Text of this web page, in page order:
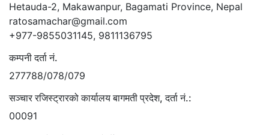
Hetauda-2, Makawanpur, Bagamati Province, Nepal
ratosamachar@gmail.com
+977-9855031145, 9811136795
कम्पनी दर्ता नं.
277788/078/079
सञ्चार रजिस्ट्रारको कार्यालय बागमती प्रदेश, दर्ता नं.:
00091